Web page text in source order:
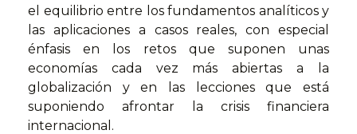
el equilibrio entre los fundamentos analíticos y
las aplicaciones a casos reales, con especial
énfasis en los retos que suponen unas
economías cada vez más abiertas a la
globalización y en las lecciones que está
suponiendo afrontar la crisis financiera
internacional.